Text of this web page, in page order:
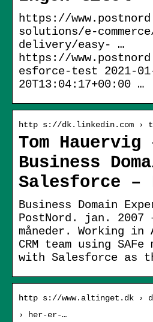
https://
solutions/e-
delivery/easy- …
https://
esforce-test 2021-
20T13:04:17+00:00 …
http s://dk.linkedin.com ›
Tom Hauervig
Business
Salesforce –
Business Domain
PostNord. jan. 2007
måneder. Working in
CRM team using SAFe
with Salesforce as
http s://www.altinget.dk ›
› her-er-…